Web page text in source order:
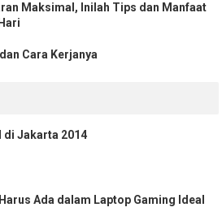
Maksimal, Inilah Tips dan Manfaat
Cara Kerjanya
di Jakarta 2014
Ada dalam Laptop Gaming Ideal